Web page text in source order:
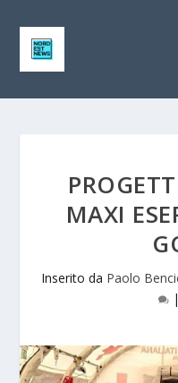
MAXI
Inserito da Paolo
|